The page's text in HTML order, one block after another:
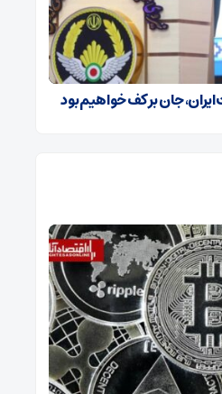
ایران، جان بر کف خواهیم بود